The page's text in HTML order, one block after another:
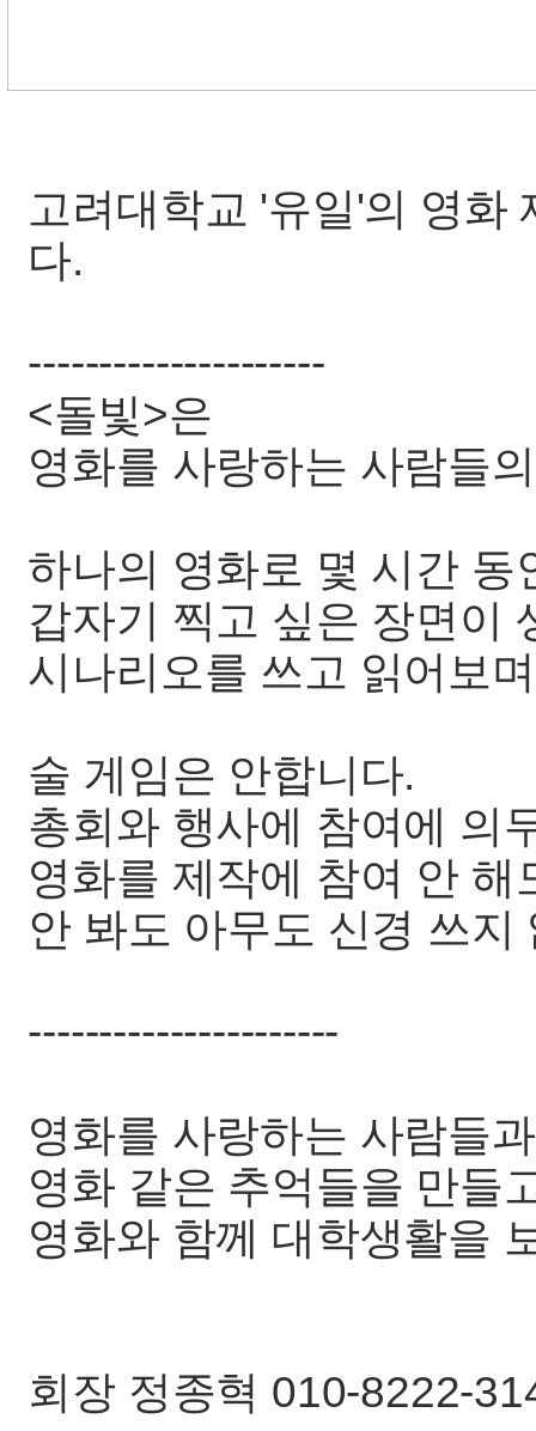
고려대학교 '유일'의 영화
다.
---------------------
<돌빛>은
영화를 사랑하는 사람들
하나의 영화로 몇 시간 동
갑자기 찍고 싶은 장면이
시나리오를 쓰고 읽어보
술 게임은 안합니다.
총회와 행사에 참여에 의
영화를 제작에 참여 안
안 봐도 아무도 신경 쓰지
----------------------
영화를 사랑하는 사람들과
영화 같은 추억들을 만들
영화와 함께 대학생활을
회장 정종혁 010-8222-